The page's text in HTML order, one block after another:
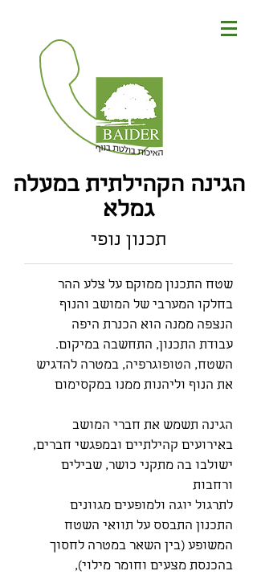
הגינה הקהילתית במעלה
גמלא
תכנון נופי
שטח התכנון ממוקם על צלע ההר
בחלקו המערבי של המושב והנוף
הנצפה ממנה הוא הכנרת היפה
.עבודת התכנון, התחשבה במיקום
השטח, הטופוגרפיה, במטרה להדגיש
את הנוף וליהנות ממנו במקסימום
באירועים קהילתיים ובמפגשי חברים,
ישולבו בה מתקני כושר, שבילים
ורחבות
לתרגול יוגה ולמופעים מגוונים
התכנון התבסס על תוואי השטח
המשופע (בין השאר במטרה לחסוך
בהכנסת מצעים וחומר מילוי),